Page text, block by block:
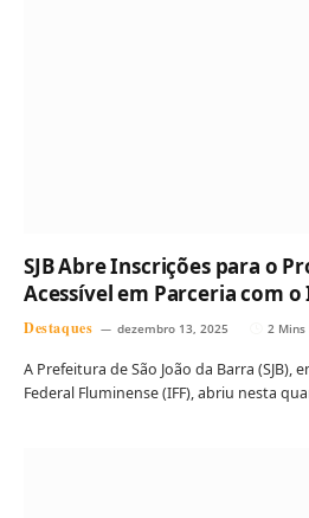
SJB Abre Inscrições para o
Acessível em Parceria com o
Destaques dezembro 13, 2025 2 Mins
A Prefeitura de São João da Barra
Federal Fluminense (IFF), abriu nesta